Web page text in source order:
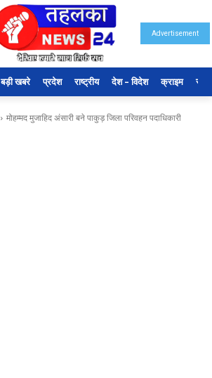
Advertisement
बड़ी खबरे प्रदेश राष्ट्रीय देश – विदेश क्राइम
मोहम्मद मुजाहिद अंसारी बने पाकुड़ जिला परिवहन पदाधिकारी